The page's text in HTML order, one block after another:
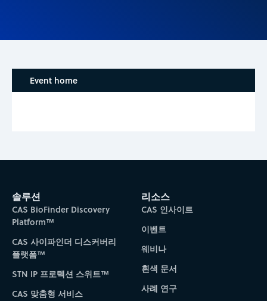
Event home
솔루션
CAS BioFinder Discovery
Platform™
CAS 사이파인더 디스커버리
플랫폼™
STN IP 프로텍션 스위트™
CAS 맞춤형 서비스
리소스
CAS 인사이트
이벤트
웨비나
흰색 문서
사례 연구